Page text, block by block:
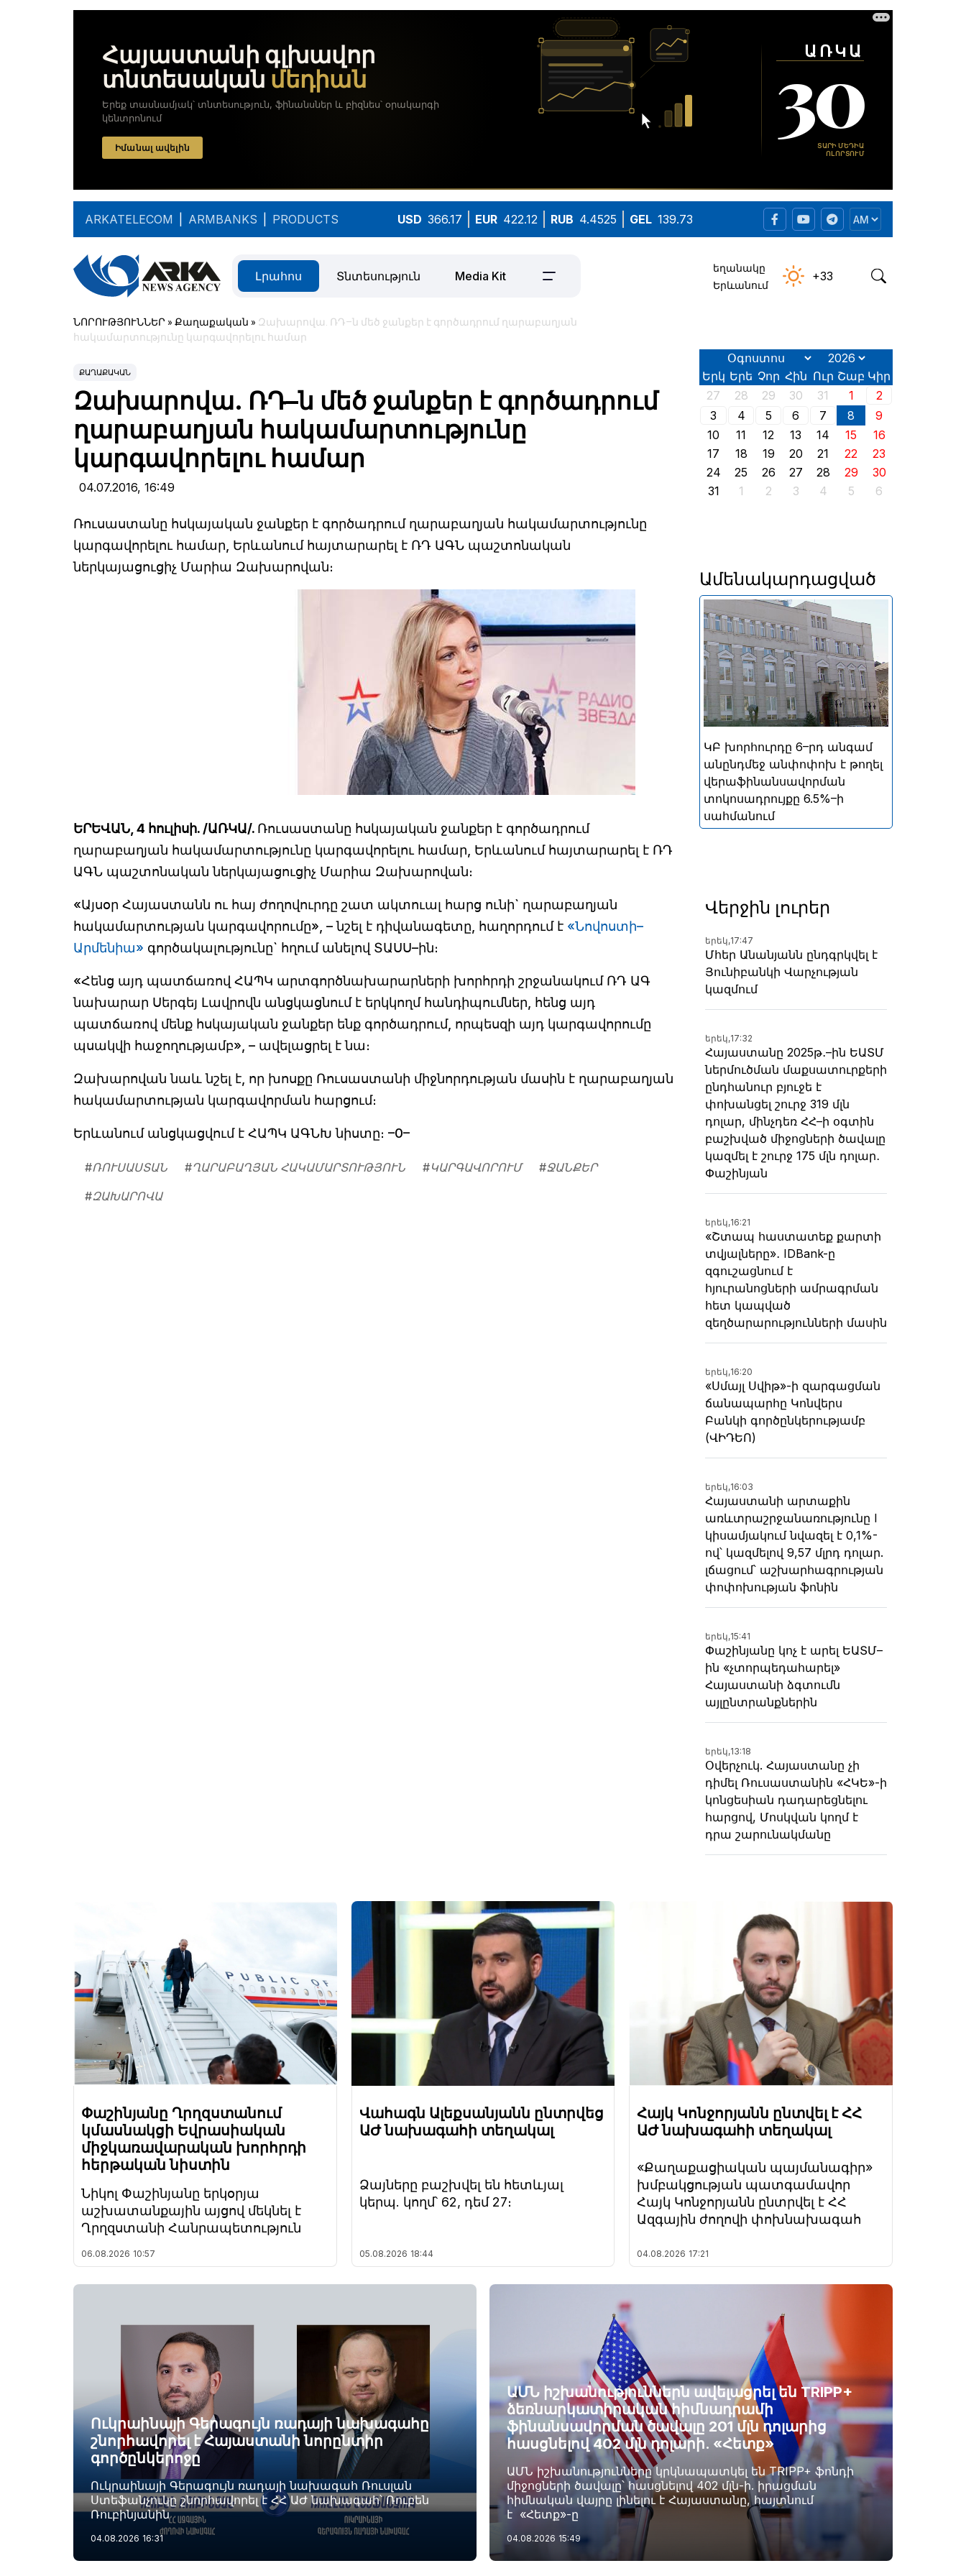
ARKATELECOM ARMBANKS PRODUCTS USD 366.17 EUR 422.12 RUB 4.4525 GEL 139.73
Լրահոս Տնտեսություն Media Kit
եղանակը
Երևանում
+33
ՆՈՐՈՒԹՅՈՒՆՆԵՐ » Քաղաքական » Զախարովա. ՌԴ–ն մեծ ջանքեր է գործադրում ղարաբաղյան
հակամարտությունը կարգավորելու համար
ՔԱՂԱՔԱԿԱՆ
Զախարովա. ՌԴ–ն մեծ ջանքեր է գործադրում
ղարաբաղյան հակամարտությունը
կարգավորելու համար
04.07.2016, 16:49
Ռուսաստանը հսկայական ջանքեր է գործադրում ղարաբաղյան հակամարտությունը
կարգավորելու համար, Երևանում հայտարարել է ՌԴ ԱԳՆ պաշտոնական
ներկայացուցիչ Մարիա Զախարովան։
ԵՐԵՎԱՆ, 4 հուլիսի. /ԱՌԿԱ/. Ռուսաստանը հսկայական ջանքեր է գործադրում
ղարաբաղյան հակամարտությունը կարգավորելու համար, Երևանում հայտարարել է ՌԴ
ԱԳՆ պաշտոնական ներկայացուցիչ Մարիա Զախարովան։
«Այսօր Հայաստանն ու հայ ժողովուրդը շատ ակտուալ հարց ունի` ղարաբաղյան
հակամարտության կարգավորումը», – նշել է դիվանագետը, հաղորդում է «Նովոստի–
Արմենիա» գործակալությունը` հղում անելով ՏԱՍՍ–ին։
«Հենց այդ պատճառով ՀԱՊԿ արտգործնախարարների խորհրդի շրջանակում ՌԴ ԱԳ
նախարար Սերգեյ Լավրովն անցկացնում է երկկողմ հանդիպումներ, հենց այդ
պատճառով մենք հսկայական ջանքեր ենք գործադրում, որպեսզի այդ կարգավորումը
պսակվի հաջողությամբ», – ավելացրել է նա։
Զախարովան նաև նշել է, որ խոսքը Ռուսաստանի միջնորդության մասին է ղարաբաղյան
հակամարտության կարգավորման հարցում։
Երևանում անցկացվում է ՀԱՊԿ ԱԳՆԽ նիստը։ –0–
#ՌՈՒՍԱՍՏԱՆ #ՂԱՐԱԲԱՂՅԱՆ ՀԱԿԱՄԱՐՏՈՒԹՅՈՒՆ #ԿԱՐԳԱՎՈՐՈՒՄ #ՋԱՆՔԵՐ
#ԶԱԽԱՐՈՎԱ
Երկ Երե Չոր Հին Ուր Շաբ Կիր
27
28 29 30 31 1
2
3
4 5 6 7 8
9
10
11 12 13 14 15
16
17
18 19 20 21 22
23
24
25 26 27 28 29
30
31
1 2 3 4 5 6
Ամենակարդացված
Անփոփոխ են մնացել նաև
լոմբարդային ռեպոն՝ 8% և
դրամական միջոցների
ներգրավման տոկոսադրույքը՝
5%
ԿԲ խորհուրդը 6–րդ անգամ
անընդմեջ անփոփոխ է թողել
վերաֆինանսավորման
տոկոսադրույքը 6.5%–ի
սահմանում
Վերջին լուրեր
երեկ,17:47
Մհեր Անանյանն ընդգրկվել է
Յունիբանկի Վարչության
կազմում
երեկ,17:32
Հայաստանը 2025թ․–ին ԵԱՏՄ
ներմուծման մաքսատուրքերի
ընդհանուր բյուջե է
փոխանցել շուրջ 319 մլն
դոլար, մինչդեռ ՀՀ–ի օգտին
բաշխված միջոցների ծավալը
կազմել է շուրջ 175 մլն դոլար․
Փաշինյան
երեկ,16:21
«Շտապ հաստատեք քարտի
տվյալները»․ IDBank-ը
զգուշացնում է
հյուրանոցների ամրագրման
հետ կապված
զեղծարարությունների մասին
երեկ,16:20
«Սմայլ Սվիթ»-ի զարգացման
ճանապարհը Կոնվերս
Բանկի գործընկերությամբ
(ՎԻԴԵՈ)
երեկ,16:03
Հայաստանի արտաքին
առևտրաշրջանառությունը I
կիսամյակում նվազել է 0,1%-
ով՝ կազմելով 9,57 մլրդ դոլար.
լճացում՝ աշխարհագրության
փոփոխության ֆոնին
երեկ,15:41
Փաշինյանը կոչ է արել ԵԱՏՄ–
ին «չտորպեդահարել»
Հայաստանի ձգտումն
այլընտրանքներին
երեկ,13:18
Օվերչուկ. Հայաստանը չի
դիմել Ռուսաստանին «ՀԿԵ»-ի
կոնցեսիան դադարեցնելու
հարցով, Մոսկվան կողմ է
դրա շարունակմանը
Փաշինյանը Ղրղզստանում
կմասնակցի Եվրասիական
միջկառավարական խորհրդի
հերթական նիստին
Նիկոլ Փաշինյանը երկօրյա
աշխատանքային այցով մեկնել է
Ղրղզստանի Հանրապետություն
06.08.2026 10:57
Վահագն Ալեքսանյանն ընտրվեց
ԱԺ նախագահի տեղակալ
Ձայները բաշխվել են հետևյալ
կերպ. կողմ՝ 62, դեմ 27։
05.08.2026 18:44
Հայկ Կոնջորյանն ընտվել է ՀՀ
ԱԺ նախագահի տեղակալ
«Քաղաքացիական պայմանագիր»
խմբակցության պատգամավոր
Հայկ Կոնջորյանն ընտրվել է ՀՀ
Ազգային ժողովի փոխնախագահ
04.08.2026 17:21
Ուկրաինայի Գերագույն ռադայի նախագահը
շնորհավորել է Հայաստանի նորընտիր
գործընկերոջը
Ուկրաինայի Գերագույն ռադայի նախագահ Ռուսլան
Ստեֆանչուկը շնորհավորել է ՀՀ ԱԺ նախագահ՝ Ռուբեն
Ռուբինյանին
04.08.2026 16:31
ԱՄՆ իշխանություններն ավելացրել են TRIPP+
ձեռնարկատիրական հիմնադրամի
ֆինանսավորման ծավալը 201 մլն դոլարից
հասցնելով 402 մլն դոլարի. «Հետք»
ԱՄՆ իշխանությունները կրկնապատկել են TRIPP+ ֆոնդի
միջոցների ծավալը՝ հասցնելով 402 մլն-ի. իրացման
հիմնական վայրը լինելու է Հայաստանը, հայտնում
է «Հետք»-ը
04.08.2026 15:49